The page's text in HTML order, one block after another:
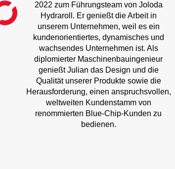
2022 zum Führungsteam von Joloda
Hydraroll. Er genießt die Arbeit in
unserem Unternehmen, weil es ein
kundenorientiertes, dynamisches und
wachsendes Unternehmen ist. Als
diplomierter Maschinenbauingenieur
genießt Julian das Design und die
Qualität unserer Produkte sowie die
Herausforderung, einen anspruchsvollen,
weltweiten Kundenstamm von
renommierten Blue-Chip-Kunden zu
bedienen.